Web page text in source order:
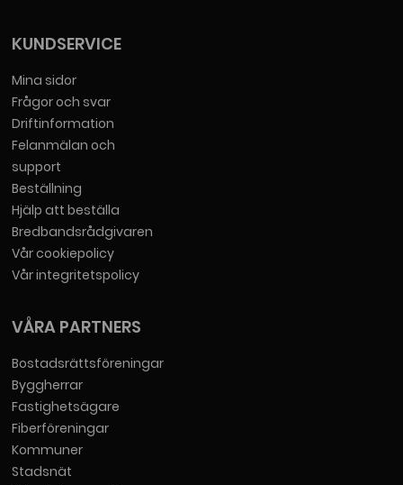
KUNDSERVICE
Mina sidor
Frågor och svar
Driftinformation
Felanmälan och
support
Beställning
Hjälp att beställa
Bredbandsrådgivaren
Vår cookiepolicy
Vår integritetspolicy
VÅRA PARTNERS
Bostadsrättsföreningar
Byggherrar
Fastighetsägare
Fiberföreningar
Kommuner
Stadsnät